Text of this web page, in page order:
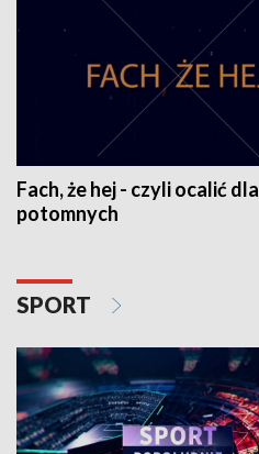
Fach, że hej - czyli ocalić dla
potomnych
SPORT